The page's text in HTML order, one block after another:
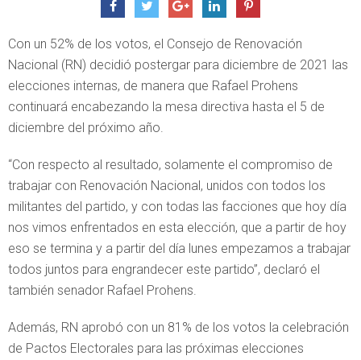
Con un 52% de los votos, el Consejo de Renovación
Nacional (RN) decidió postergar para diciembre de 2021 las
elecciones internas, de manera que Rafael Prohens
continuará encabezando la mesa directiva hasta el 5 de
diciembre del próximo año.
“Con respecto al resultado, solamente el compromiso de
trabajar con Renovación Nacional, unidos con todos los
militantes del partido, y con todas las facciones que hoy día
nos vimos enfrentados en esta elección, que a partir de hoy
eso se termina y a partir del día lunes empezamos a trabajar
todos juntos para engrandecer este partido”, declaró el
también senador Rafael Prohens.
Además, RN aprobó con un 81% de los votos la celebración
de Pactos Electorales para las próximas elecciones